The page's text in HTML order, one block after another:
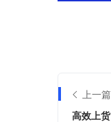
上一篇
高效上